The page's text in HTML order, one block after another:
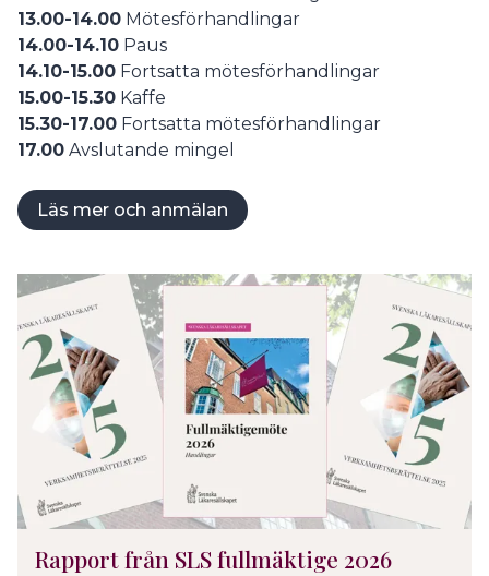
13.00-14.00 Mötesförhandlingar
14.00-14.10 Paus
14.10-15.00 Fortsatta mötesförhandlingar
15.00-15.30 Kaffe
15.30-17.00 Fortsatta mötesförhandlingar
17.00 Avslutande mingel
Läs mer och anmälan
Rapport från SLS fullmäktige 2026